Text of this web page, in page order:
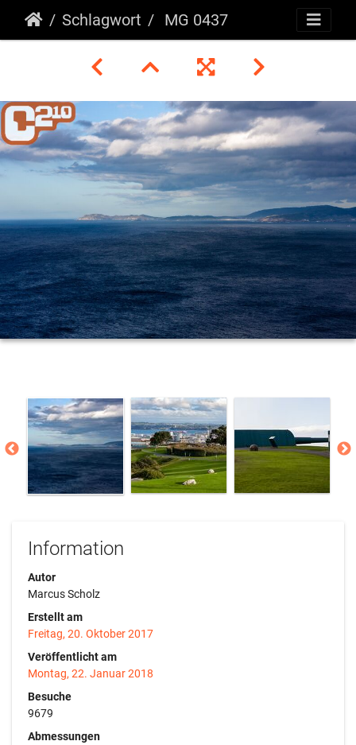
Schlagwort MG 0437
Information
Autor
Marcus Scholz
Erstellt am
Freitag, 20. Oktober 2017
Veröffentlicht am
Montag, 22. Januar 2018
Besuche
9679
Abmessungen